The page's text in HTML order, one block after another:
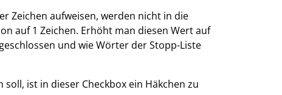
Zeichen aufweisen, werden nicht in die
auf 1 Zeichen. Erhöht man diesen Wert auf
und wie Wörter der Stopp-Liste
ist in dieser Checkbox ein Häkchen zu